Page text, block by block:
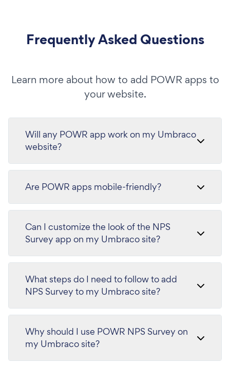
Frequently Asked Questions
Learn more about how to add POWR apps to
your website.
Will any POWR app work on my Umbraco
website?
Are POWR apps mobile-friendly?
Can I customize the look of the NPS
Survey app on my Umbraco site?
What steps do I need to follow to add
NPS Survey to my Umbraco site?
Why should I use POWR NPS Survey on
my Umbraco site?